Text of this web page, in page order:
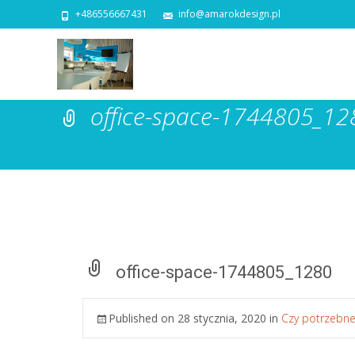
+486556667431 info@amarokdesign.pl
office-space-
office-space-1744805_1280
Published on 28 stycznia, 2020 in Czy